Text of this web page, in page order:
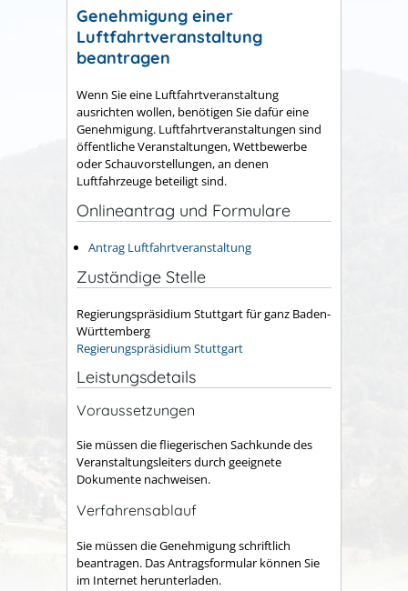
Genehmigung einer
Luftfahrtveranstaltung
beantragen
Wenn Sie eine Luftfahrtveranstaltung
ausrichten wollen, benötigen Sie dafür eine
Genehmigung. Luftfahrtveranstaltungen sind
öffentliche Veranstaltungen, Wettbewerbe
oder Schauvorstellungen, an denen
Luftfahrzeuge beteiligt sind.
Onlineantrag und Formulare
Antrag Luftfahrtveranstaltung
Zuständige Stelle
Regierungspräsidium Stuttgart für ganz Baden-
Württemberg
Regierungspräsidium Stuttgart
Leistungsdetails
Voraussetzungen
Sie müssen die fliegerischen Sachkunde des
Veranstaltungsleiters durch geeignete
Dokumente nachweisen.
Verfahrensablauf
Sie müssen die Genehmigung schriftlich
beantragen. Das Antragsformular können Sie
im Internet herunterladen.